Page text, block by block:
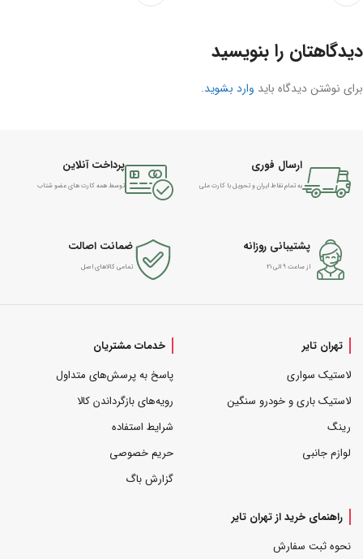
دیدگاهتان را بنویسید
برای نوشتن دیدگاه باید وارد بشوید.
ارسال فوری
به تمام نقاط ایران و تحویل با کارت ملی
پرداخت آنلاین
توسط همه کارت های عضو شتاب
پشتیبانی روزانه
از ساعت ۹ الی ۲۱
ضمانت اصالت
تمامی کالاهای اصل
تهران تایر
لاستیک سواری
لاستیک باری و خودرو سنگین
رینگ
لوازم جانبی
خدمات مشتریان
پاسخ به پرسش‌های متداول
رویه‌های بازگرداندن کالا
شرایط استفاده
حریم خصوصی
گزارش باگ
راهنمای خرید از تهران تایر
نحوه ثبت سفارش